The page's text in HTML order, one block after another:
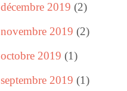
décembre 2019 (2)
novembre 2019 (2)
octobre 2019 (1)
septembre 2019 (1)